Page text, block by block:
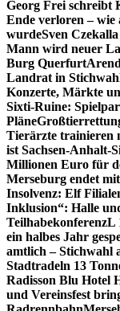
Georg Frei schreibt
Ende verloren – wie
wurdeSven
Mann wird neuer
Burg Querfurt
Landrat in
Konzerte, Märkte
Sixti-Ruine:
Pläne
Tierärzte trainieren
ist Sachsen-Anhalt-
Millionen Euro für
Merseburg endet
Insolvenz: Elf
Inklusion“: Halle
TeilhabekonferenzL
ein halbes Jahr
amtlich – Stichwahl
Stadtradeln 13
Radisson Blu Hotel
und Vereinsfest